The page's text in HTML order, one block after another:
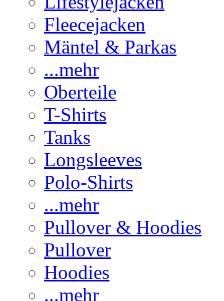
Fleecejacken
Mäntel & Parkas
...mehr
Oberteile
T-Shirts
Tanks
Longsleeves
Polo-Shirts
...mehr
Pullover & Hoodies
Pullover
Hoodies
...mehr